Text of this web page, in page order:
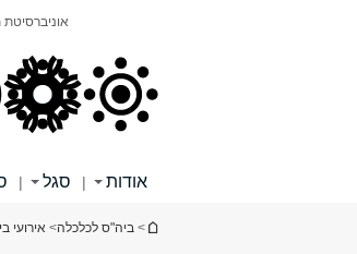
אודות | סגל |
הינך נמצא כאן
> ביה"ס לכלכלה> אירועי